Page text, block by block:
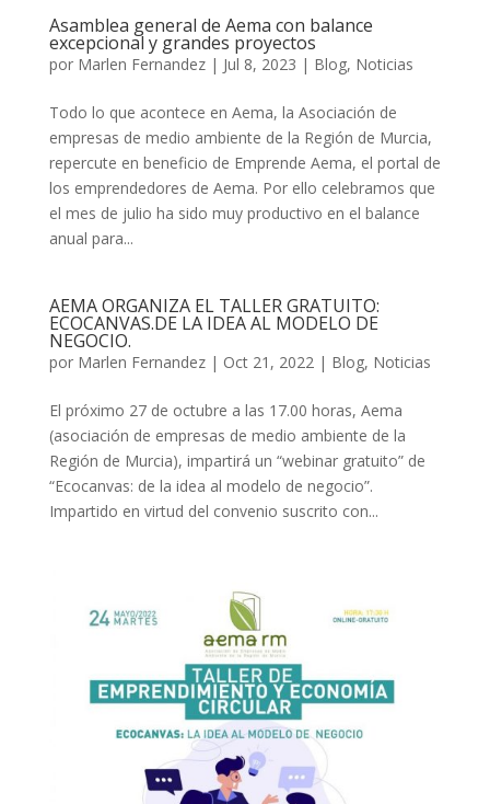
Asamblea general de Aema con balance
excepcional y grandes proyectos
por Marlen Fernandez| Jul 8, 2023 | Blog, Noticias
Todo lo que acontece en Aema, la Asociación de
empresas de medio ambiente de la Región de Murcia,
repercute en beneficio de Emprende Aema, el portal de
los emprendedores de Aema. Por ello celebramos que
el mes de julio ha sido muy productivo en el balance
anual para...
AEMA ORGANIZA EL TALLER GRATUITO:
ECOCANVAS.DE LA IDEA AL MODELO DE
NEGOCIO.
por Marlen Fernandez| Oct 21, 2022| Blog, Noticias
El próximo 27 de octubre a las 17.00 horas, Aema
(asociación de empresas de medio ambiente de la
Región de Murcia), impartirá un “webinar gratuito” de
“Ecocanvas: de la idea al modelo de negocio”.
Impartido en virtud del convenio suscrito con...